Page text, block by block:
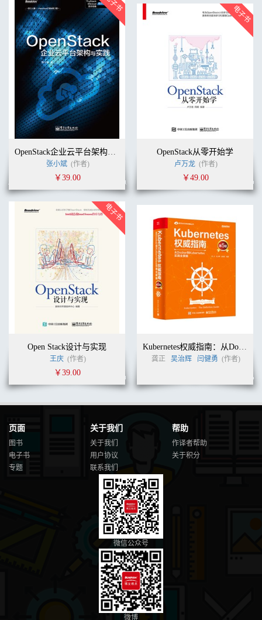
OpenStack企业云平台架构与实践
张小斌 (作者)
￥39.00
OpenStack从零开始学
卢万龙 (作者)
￥49.00
Open Stack设计与实现
王庆 (作者)
￥39.00
Kubernetes权威指南：从Docker到Kubernetes实践全接触（第5版）
龚正 吴治辉 闫健勇 (作者)
页面
图书
电子书
专题
关于我们
关于我们
用户协议
联系我们
帮助
作译者帮助
关于积分
微信公众号
微博